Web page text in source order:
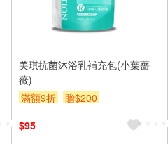
美琪抗菌沐浴乳補充包(小葉薔
薇)
滿額9折
贈$200
$95